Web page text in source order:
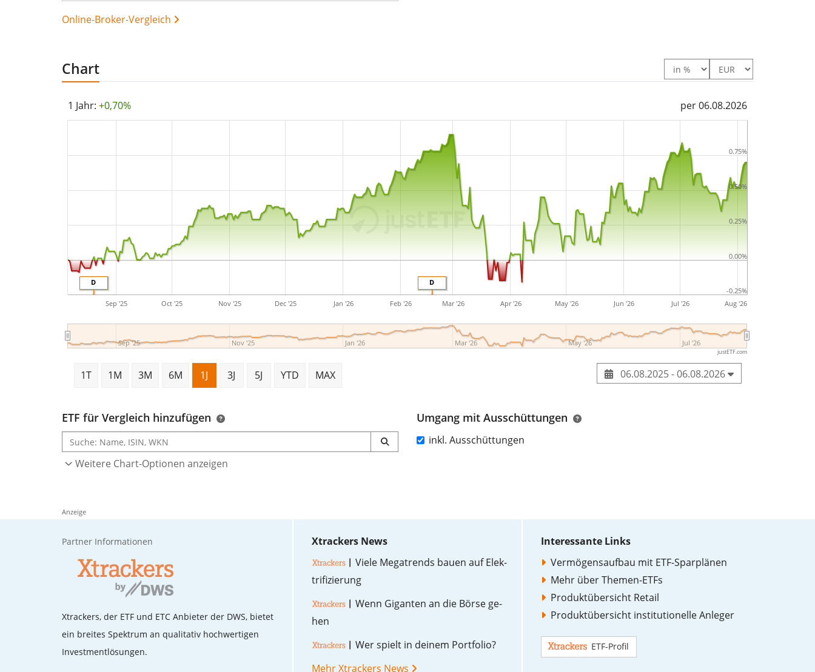
Online-Broker-Vergleich
Chart
1 Jahr: +0,70% per 06.08.2026
D
D
Sep '25 Oct '25 Nov '25 Dec '25 Jan '26 Feb '26 Mar '26 Apr '26 May '26 Jun '26 Jul '26 Aug '26
Sep '25 Nov '25 Jan '26 Mar '26 May '26 Jul '26
-0.25%
0.00%
0.25%
0.50%
0.75%
justETF.com
1T 1M 3M 6M 1J 3J 5J YTD MAX 06.08.2025 - 06.08.2026
ETF für Vergleich hinzufügen Umgang mit Ausschüttungen
inkl. Ausschüttungen
Weitere Chart-Optionen anzeigen
Anzeige
Partner Informationen
Xtrackers, der ETF und ETC Anbieter der DWS, bietet
ein breites Spektrum an qualitativ hochwertigen
Investmentlösungen.
Xtrackers News
Vie­le Me­ga­trends bau­en auf Elek­
tri­fi­zie­rung
Wenn Gi­gan­ten an die Bör­se ge­
hen
Wer spielt in dei­nem Port­fo­lio?
Mehr Xtrackers News
Interessante Links
Vermögensaufbau mit ETF-Sparplänen
Mehr über Themen-ETFs
Produktübersicht Retail
Produktübersicht institutionelle Anleger
ETF-Profil